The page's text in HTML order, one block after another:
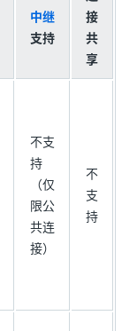
中继
支持
接
共
享
不支
持
（仅
限公
共连
接）
不
支
持